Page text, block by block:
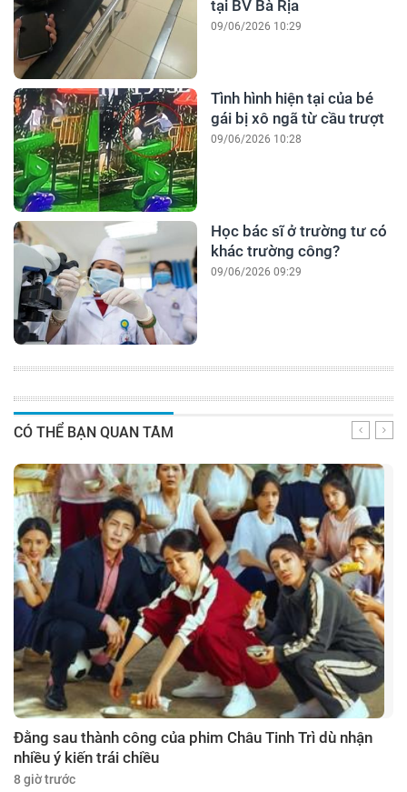
tại BV Bà Rịa
09/06/2026 10:29
Tình hình hiện tại của bé
gái bị xô ngã từ cầu trượt
09/06/2026 10:28
Học bác sĩ ở trường tư có
khác trường công?
09/06/2026 09:29
CÓ THỂ BẠN QUAN TÂM
Đằng sau thành công của phim Châu Tinh Trì dù nhận
nhiều ý kiến trái chiều
8 giờ trước